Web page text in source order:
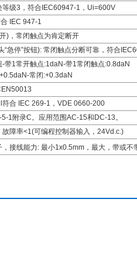
等级3，符合IEC60947-1，Ui=600V
IEC 947-1
)，常闭触点为肯定断开
“急停”按钮): 常闭触点分断可靠，符合
-带1常开触点:1daN-带1常闭触点:0.8daN
常闭:+0.3daN
符合 IEC 269-1，VDE 0660-200
1附录C。应用范围AC-15和DC-13。
故障率<1(可编程控制器输入，24Vd.c.)
，接线能力: 最小1x0.5mm，最大，带或不